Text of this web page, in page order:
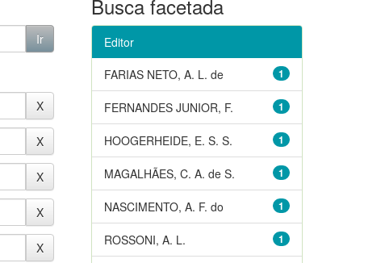
Busca facetada
Editor
1
FARIAS NETO, A. L. de
1
FERNANDES JUNIOR, F.
1
HOOGERHEIDE, E. S. S.
1
MAGALHÃES, C. A. de S.
1
NASCIMENTO, A. F. do
1
ROSSONI, A. L.